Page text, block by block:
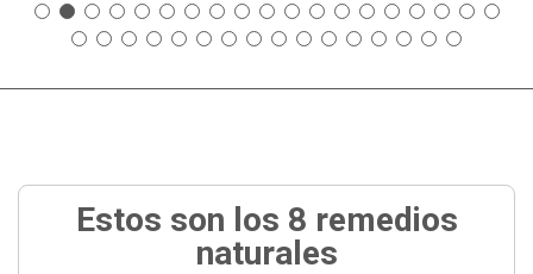
Estos son los 8 remedios
naturales